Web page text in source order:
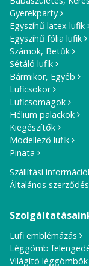
Gyerekparty
Egyszínű latex lufik
Egyszínű fólia lufik
Számok, Betűk
Sétáló lufik
Bármikor, Egyéb
Luficsokor
Luficsomagok
Hélium palackok
Kiegészítők
Modellező lufik
Pinata
Szállítási
Általános
Lufi emblémázás
Léggömb
Világító léggömbök